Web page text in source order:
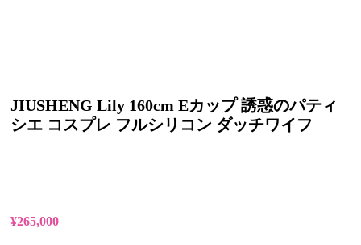
JIUSHENG Lily 160cm Eカップ 誘惑のパティ
シエ コスプレ フルシリコン ダッチワイフ
¥265,000